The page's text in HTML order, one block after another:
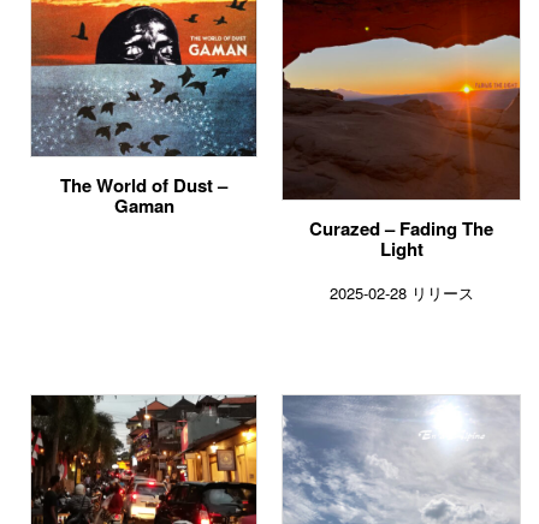
The World of Dust –
Gaman
Curazed – Fading The
Light
2025-02-28 リリース